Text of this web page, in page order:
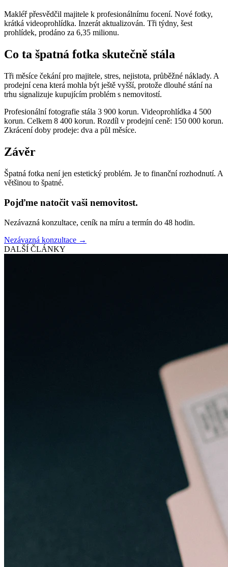
Makléř přesvědčil majitele k profesionálnímu focení. Nové fotky,
krátká videoprohlídka. Inzerát aktualizován. Tři týdny, šest
prohlídek, prodáno za 6,35 milionu.
Co ta špatná fotka skutečně stála
Tři měsíce čekání pro majitele, stres, nejistota, průběžné náklady. A
prodejní cena která mohla být ještě vyšší, protože dlouhé stání na
trhu signalizuje kupujícím problém s nemovitostí.
Profesionální fotografie stála 3 900 korun. Videoprohlídka 4 500
korun. Celkem 8 400 korun. Rozdíl v prodejní ceně: 150 000 korun.
Zkrácení doby prodeje: dva a půl měsíce.
Závěr
Špatná fotka není jen estetický problém. Je to finanční rozhodnutí. A
většinou to špatné.
Pojďme natočit vaši nemovitost.
Nezávazná konzultace, ceník na míru a termín do 48 hodin.
Nezávazná konzultace →
DALŠÍ ČLÁNKY